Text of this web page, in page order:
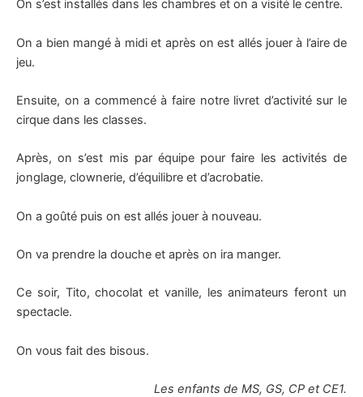
On s’est installés dans les chambres et on a visité le centre.
On a bien mangé à midi et après on est allés jouer à l’aire de
jeu.
Ensuite, on a commencé à faire notre livret d’activité sur le
cirque dans les classes.
Après, on s’est mis par équipe pour faire les activités de
jonglage, clownerie, d’équilibre et d’acrobatie.
On a goûté puis on est allés jouer à nouveau.
On va prendre la douche et après on ira manger.
Ce soir, Tito, chocolat et vanille, les animateurs feront un
spectacle.
On vous fait des bisous.
Les enfants de MS, GS, CP et CE1.